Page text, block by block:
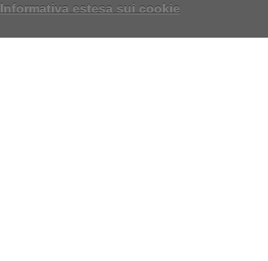
Informativa estesa sui cookie